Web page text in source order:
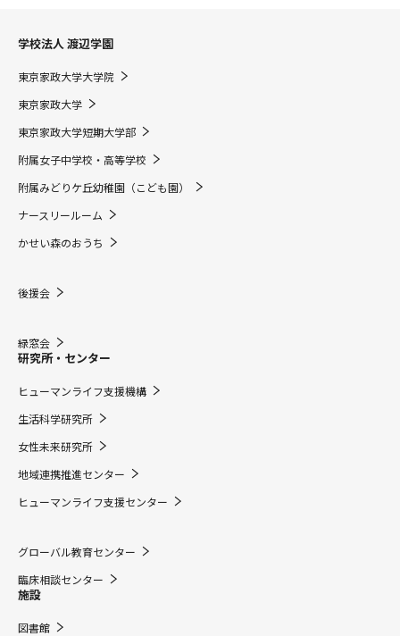
学校法人 渡辺学園
東京家政大学大学院
東京家政大学
東京家政大学短期大学部
附属女子中学校・高等学校
附属みどりケ丘幼稚園（こども園）
ナースリールーム
かせい森のおうち
後援会
緑窓会
研究所・センター
ヒューマンライフ支援機構
生活科学研究所
女性未来研究所
地域連携推進センター
ヒューマンライフ支援センター
グローバル教育センター
臨床相談センター
施設
図書館